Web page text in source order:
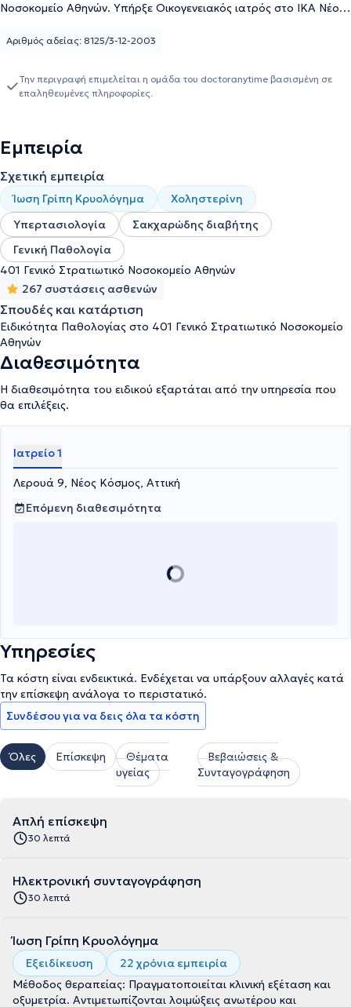
Νοσοκομείο Αθηνών. Υπήρξε Οικογενειακός ιατρός στο ΙΚΑ Νέου
Γενικό Νοσοκομείο Μελισσίων "Αμαλία Φλέμινγκ". Στο ιδιωτικό της
ουροποιητικού και αναπνευστικού.
Αριθμός αδείας: 8125/3-12-2003
Την περιγραφή επιμελείται η ομάδα του doctoranytime βασισμένη σε
επαληθευμένες πληροφορίες.
Εμπειρία
Σχετική εμπειρία
Ίωση Γρίπη Κρυολόγημα
Χοληστερίνη
Υπερτασιολογία
Σακχαρώδης διαβήτης
Γενική Παθολογία
401 Γενικό Στρατιωτικό Νοσοκομείο Αθηνών
267 συστάσεις ασθενών
Σπουδές και κατάρτιση
Ειδικότητα Παθολογίας στο 401 Γενικό Στρατιωτικό Νοσοκομείο
Αθηνών
Διαθεσιμότητα
Η διαθεσιμότητα του ειδικού εξαρτάται από την υπηρεσία που
θα επιλέξεις.
Ιατρείο 1
Λερουά 9, Νέος Κόσμος, Αττική
Επόμενη διαθεσιμότητα
Υπηρεσίες
Τα κόστη είναι ενδεικτικά. Ενδέχεται να υπάρξουν αλλαγές κατά
την επίσκεψη ανάλογα το περιστατικό.
Συνδέσου για να δεις όλα τα κόστη
Όλες Επίσκεψη
Θέματα
υγείας
Βεβαιώσεις &
Συνταγογράφηση
Απλή επίσκεψη
30 λεπτά
Ηλεκτρονική συνταγογράφηση
30 λεπτά
Ίωση Γρίπη Κρυολόγημα
Εξειδίκευση
22 χρόνια εμπειρία
Μέθοδος θεραπείας: Πραγματοποιείται κλινική εξέταση και
οξυμετρία. Αντιμετωπίζονται λοιμώξεις ανωτέρου και